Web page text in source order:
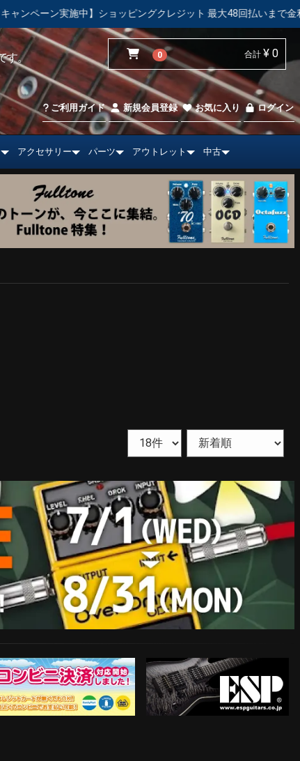
施中】ショッピングクレジット 最大48回払いまで金利手数料無料
す。
0 合計 ¥ 0
ご利用ガイド 新規会員登録 お気に入り ログイン
アクセサリー パーツ アウトレット 中古
コンビニ決済対応開始！ ESP Guitars